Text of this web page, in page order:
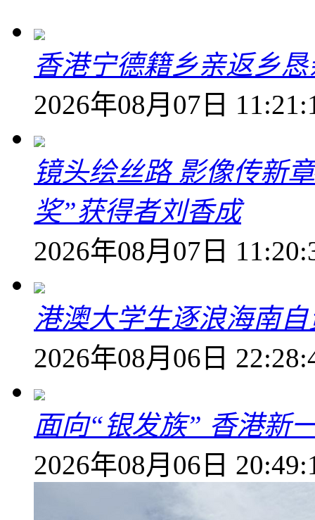
香港宁德籍乡亲返乡
2026年08月07日
镜头绘丝路 影像传新
奖”获得者刘香成
2026年08月07日
港澳大学生逐浪海南
2026年08月06日
面向“银发族” 香港新
2026年08月06日